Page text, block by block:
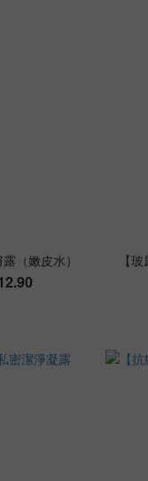
（嫩皮水）
【